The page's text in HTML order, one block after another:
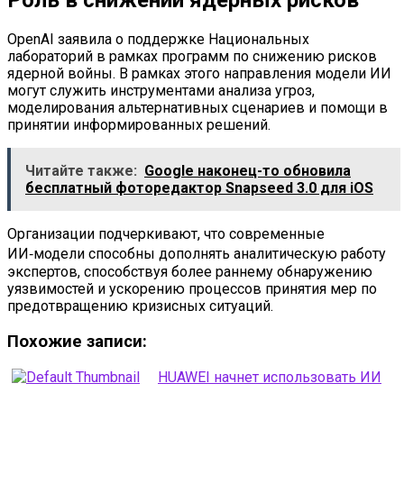
OpenAI заявила о поддержке Национальных
лабораторий в рамках программ по снижению рисков
ядерной войны. В рамках этого направления модели ИИ
могут служить инструментами анализа угроз,
моделирования альтернативных сценариев и помощи в
принятии информированных решений.
Читайте также: Google наконец-то обновила
бесплатный фоторедактор Snapseed 3.0 для iOS
Организации подчеркивают, что современные
ИИ‑модели способны дополнять аналитическую работу
экспертов, способствуя более раннему обнаружению
уязвимостей и ускорению процессов принятия мер по
предотвращению кризисных ситуаций.
Похожие записи:
HUAWEI начнет использовать ИИ